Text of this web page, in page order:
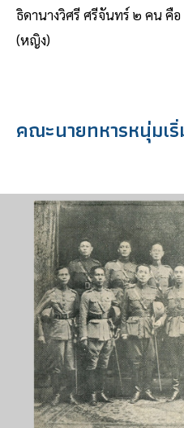
ธิดานางวิศรี ศรีจันทร์ ๒ คน คื
(หญิง)
คณะนายทหารหนุ่มเ